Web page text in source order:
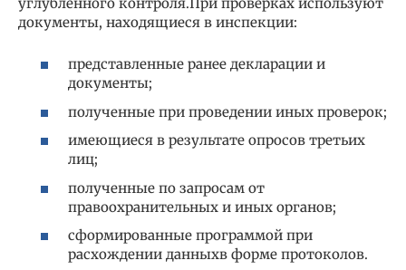
документы, находящиеся в инспекции:
представленные ранее декларации и
документы;
полученные при проведении иных проверок;
имеющиеся в результате опросов третьих
лиц;
полученные по запросам от
правоохранительных и иных органов;
сформированные программой при
расхождении данныхв форме протоколов.